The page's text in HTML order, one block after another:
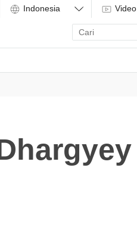
Video
Enter
search
term